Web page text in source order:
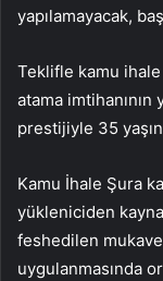
yapılamayacak,
Teklifle kamu ihale
atama imtihanının
prestijiyle 35
Kamu İhale Şura
yükleniciden
feshedilen
uygulanmasında